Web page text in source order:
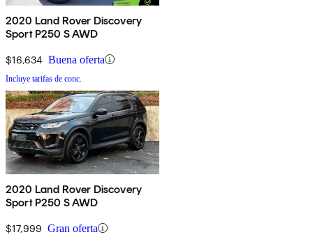
2020 Land Rover Discovery
Sport P250 S AWD
$16,634 Buena oferta
Incluye tarifas de conc.
2020 Land Rover Discovery
Sport P250 S AWD
$17,999 Gran oferta